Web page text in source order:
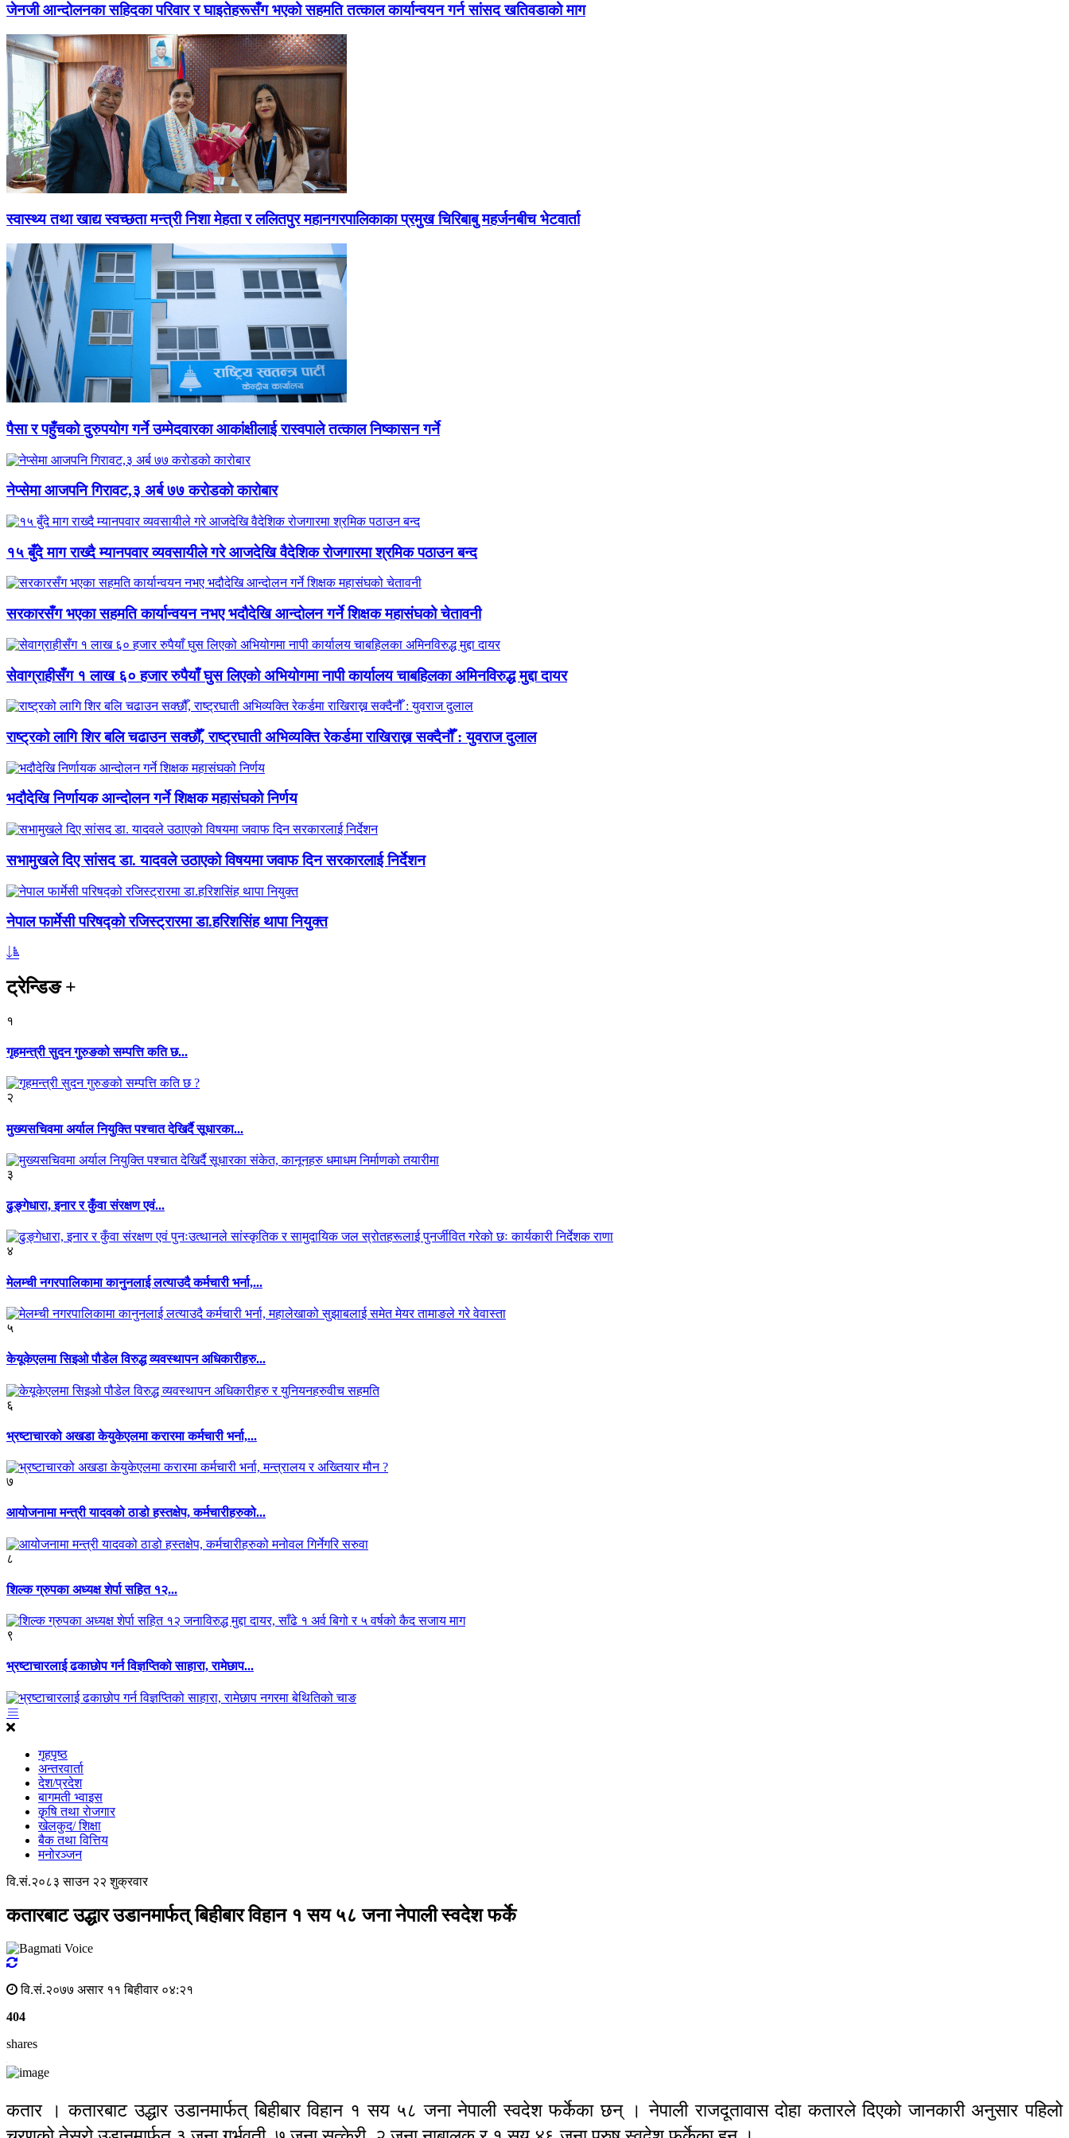
जेनजी आन्दोलनका सहिदका परिवार र घाइतेहरूसँग भएको सहमति तत्काल कार्यान्वयन गर्न सांसद खतिवडाको माग
स्वास्थ्य तथा खाद्य स्वच्छता मन्त्री निशा मेहता र ललितपुर महानगरपालिकाका प्रमुख चिरिबाबु महर्जनबीच भेटवार्ता
पैसा र पहुँचको दुरुपयोग गर्ने उम्मेदवारका आकांक्षीलाई रास्वपाले तत्काल निष्कासन गर्ने
नेप्सेमा आजपनि गिरावट,३ अर्ब ७७ करोडको कारोबार
१५ बुँदे माग राख्दै म्यानपवार व्यवसायीले गरे आजदेखि वैदेशिक रोजगारमा श्रमिक पठाउन बन्द
सरकारसँग भएका सहमति कार्यान्वयन नभए भदौदेखि आन्दोलन गर्ने शिक्षक महासंघको चेतावनी
सेवाग्राहीसँग १ लाख ६० हजार रुपैयाँ घुस लिएको अभियोगमा नापी कार्यालय चाबहिलका अमिनविरुद्ध मुद्दा दायर
राष्ट्रको लागि शिर बलि चढाउन सक्छौँ, राष्ट्रघाती अभिव्यक्ति रेकर्डमा राखिराख्न सक्दैनौँ : युवराज दुलाल
भदौदेखि निर्णायक आन्दोलन गर्ने शिक्षक महासंघको निर्णय
सभामुखले दिए सांसद डा‍‍. यादवले उठाएको विषयमा जवाफ दिन सरकारलाई निर्देशन
नेपाल फार्मेसी परिषद्को रजिस्ट्रारमा डा.हरिशसिंह थापा नियुक्त
ट्रेन्डिङ+
१
गृहमन्त्री सुदन गुरुङको सम्पत्ति कति छ...
२
मुख्यसचिवमा अर्याल नियुक्ति पश्चात देखिर्दै सूधारका...
३
ढुङ्गेधारा, इनार र कुँवा संरक्षण एवं...
४
मेलम्ची नगरपालिकामा कानुनलाई लत्याउदै कर्मचारी भर्ना,...
५
केयूकेएलमा सिइओ पौडेल विरुद्ध व्यवस्थापन अधिकारीहरु...
६
भ्रष्टाचारको अखडा केयुकेएलमा करारमा कर्मचारी भर्ना,...
७
आयोजनामा मन्त्री यादवको ठाडो हस्तक्षेप, कर्मचारीहरुको...
८
शिल्क ग्रुपका अध्यक्ष शेर्पा सहित १२...
९
भ्रष्टाचारलाई ढकाछोप गर्न विज्ञप्तिको साहारा, रामेछाप...
गृहपृष्ठ
अन्तरवार्ता
देश/प्रदेश
बागमती भ्वाइस
कृृषि तथा राेजगार
खेलकुद/ शिक्षा
बैक तथा वित्तिय
मनोरञ्जन
वि.सं.२०८३ साउन २२ शुक्रवार
कतारबाट उद्धार उडानमार्फत् बिहीबार विहान १ सय ५८ जना नेपाली स्वदेश फर्के
वि.सं.२०७७ असार ११ बिहीवार ०४:२१
404
shares
कतार । कतारबाट उद्धार उडानमार्फत् बिहीबार विहान १ सय ५८ जना नेपाली स्वदेश फर्केका छन् । नेपाली राजदूतावास दोहा कतारले दिएको जानकारी अनुसार पहिलो